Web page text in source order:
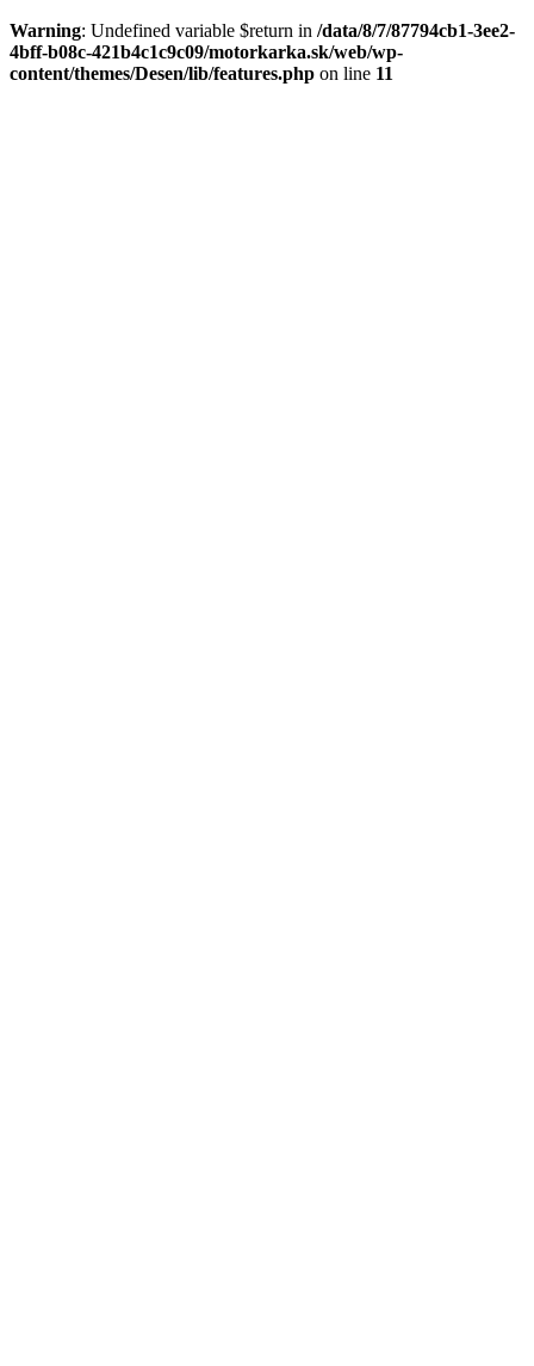
Warning: Undefined variable $return in /data/8/7/87794cb1-3ee2-
4bff-b08c-421b4c1c9c09/motorkarka.sk/web/wp-
content/themes/Desen/lib/features.php on line 11